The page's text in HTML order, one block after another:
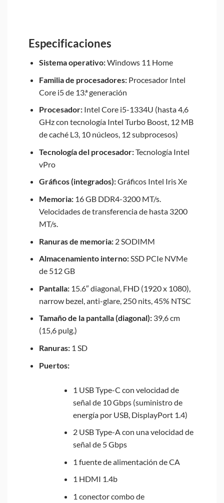
Especificaciones
Sistema operativo:Windows 11 Home
Familia de procesadores:Procesador Intel
Core i5 de 13.ª generación
Procesador:Intel Core i5-1334U (hasta 4,6
GHz con tecnología Intel Turbo Boost, 12 MB
de caché L3, 10 núcleos, 12 subprocesos)
Tecnología del procesador:Tecnología Intel
vPro
Gráficos (integrados):Gráficos Intel Iris Xe
Memoria:16 GB DDR4-3200 MT/s.
Velocidades de transferencia de hasta 3200
MT/s.
Ranuras de memoria:2 SODIMM
Almacenamiento interno:SSD PCIe NVMe
de 512 GB
Pantalla:15.6″ diagonal, FHD (1920 x 1080),
narrow bezel, anti-glare, 250 nits, 45% NTSC
Tamaño de la pantalla (diagonal):39,6 cm
(15,6 pulg.)
Ranuras:1 SD
Puertos:
1 USB Type-C con velocidad de
señal de 10 Gbps (suministro de
energía por USB, DisplayPort 1.4)
2 USB Type-A con una velocidad de
señal de 5 Gbps
1 fuente de alimentación de CA
1 HDMI 1.4b
1 conector combo de